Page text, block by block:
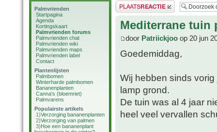
Palmvrienden
Startpagina
Agenda
Kortingskaart
Palmvrienden forums
Palmvrienden chat
Palmvrienden wiki
Palmvrienden maps
Palmvrienden label
Contact
Plantenlijsten
Palmbomen
Winterharde palmbomen
Bananenplanten
Canna's (bloemriet)
Palmvarens
Populairste artikels
1)Verzorging bananenplanten
2)Verzorging van palmen
3)Hoe een bananenplant
Plaats een reactie
Mediterrane tuin
door Patriickjoo op 20 jun
Goedemiddag,
Wij hebben sinds
lamp grond.
De tuin was al 4 jaar
heel veel vervallen